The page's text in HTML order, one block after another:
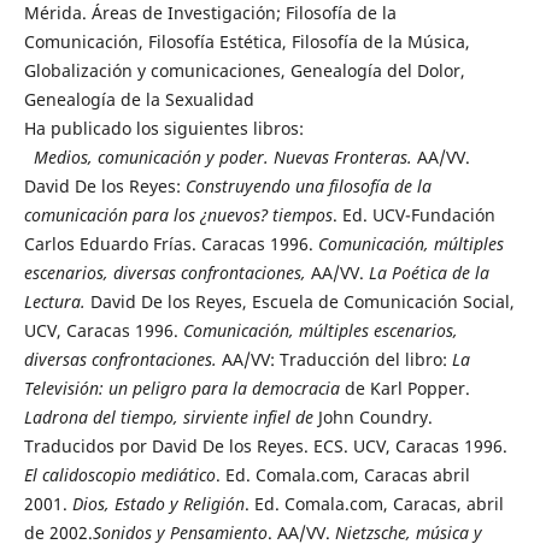
Mérida. Áreas de Investigación; Filosofía de la
Comunicación, Filosofía Estética, Filosofía de la Música,
Globalización y comunicaciones, Genealogía del Dolor,
Genealogía de la Sexualidad
Ha publicado los siguientes libros:
Medios, comunicación y poder. Nuevas Fronteras. AA/VV.
David De los Reyes: Construyendo una filosofía de la
comunicación para los ¿nuevos? tiempos. Ed. UCV-Fundación
Carlos Eduardo Frías. Caracas 1996. Comunicación, múltiples
escenarios, diversas confrontaciones, AA/VV. La Poética de la
Lectura. David De los Reyes, Escuela de Comunicación Social,
UCV, Caracas 1996. Comunicación, múltiples escenarios,
diversas confrontaciones. AA/VV: Traducción del libro: La
Televisión: un peligro para la democraciade Karl Popper.
Ladrona del tiempo, sirviente infiel de John Coundry.
Traducidos por David De los Reyes. ECS. UCV, Caracas 1996.
El calidoscopio mediático. Ed. Comala.com, Caracas abril
2001. Dios, Estado y Religión. Ed. Comala.com, Caracas, abril
de 2002.Sonidos y Pensamiento. AA/VV. Nietzsche, música y